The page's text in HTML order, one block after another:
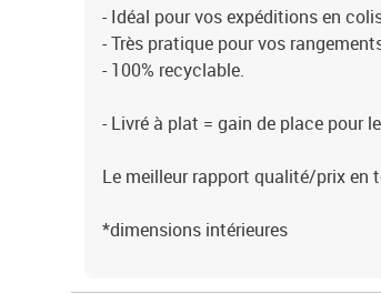
- Idéal pour vos expéditions en
- Très pratique pour vos
- 100% recyclable.
- Livré à plat = gain de place pour
Le meilleur rapport qualité/prix en
*dimensions intérieures